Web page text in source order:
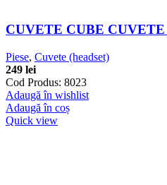
CUVETE CUBE
Piese, Cuvete (headset)
249 lei
Cod Produs: 8023
Adaugă în wishlist
Adaugă în coș
Quick view